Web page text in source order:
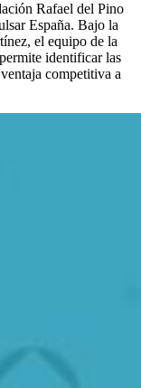
Rafael del Pino
España. Bajo la
el equipo de la
identificar las
competitiva a